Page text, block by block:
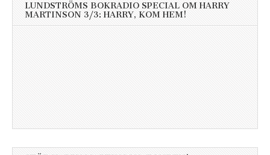
LUNDSTRÖMS BOKRADIO SPECIAL OM HARRY
MARTINSON 3/3: HARRY, KOM HEM!